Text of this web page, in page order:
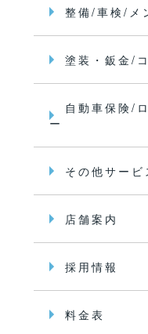
整備/車検/メ
塗装・鈑金/
自動車保険/
ー
その他サービ
店舗案内
採用情報
料金表